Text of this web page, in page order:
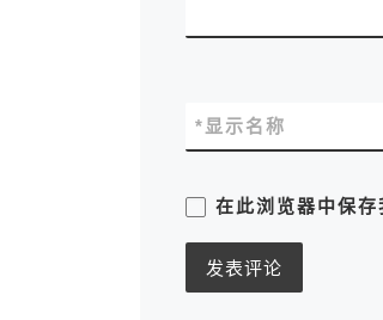
显示名称
*
在此浏览器中保存